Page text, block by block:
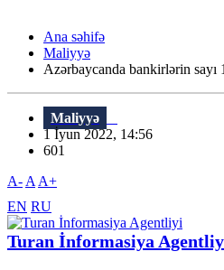
Ana səhifə
Maliyyə
Azərbaycanda bankirlərin sayı
Maliyyə
1 İyun 2022, 14:56
601
A- A A+
EN RU
Turan İnformasiya